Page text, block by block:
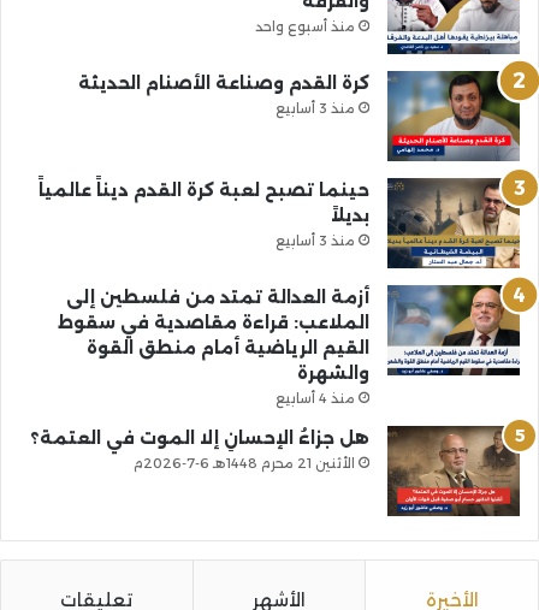
منذ أسبوع واحد
كرة القدم وصناعة الأصنام الحديثة
منذ 3 أسابيع
حينما تصبح لعبة كرة القدم ديناً عالمياً
بديلاً
منذ 3 أسابيع
أزمة العدالة تمتد من فلسطين إلى
الملاعب: قراءة مقاصدية في سقوط
القيم الرياضية أمام منطق القوة
والشهرة
منذ 4 أسابيع
هل جزاءُ الإحسانِ إلا الموت في العتمة؟
الأثنين 21 محرم 1448هـ 6-7-2026م
الأخيرة الأشهر تعليقات